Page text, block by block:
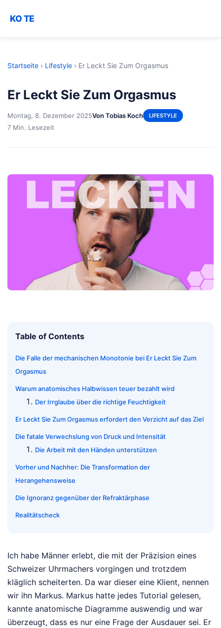
KO TE
Startseite › Lifestyle › Er Leckt Sie Zum Orgasmus
Er Leckt Sie Zum Orgasmus
Montag, 8. Dezember 2025Von Tobias Koch LIFESTYLE
7 Min. Lesezeit
Table of Contents
Die Falle der mechanischen Monotonie bei Er Leckt Sie Zum
Orgasmus
Warum anatomisches Halbwissen teuer bezahlt wird
Der Irrglaube über die richtige Feuchtigkeit
Er Leckt Sie Zum Orgasmus erfordert den Verzicht auf das Ziel
Die fatale Verwechslung von Druck und Intensität
Die Arbeit mit den Händen unterstützen
Vorher und Nachher: Die Transformation der
Herangehensweise
Die Ignoranz gegenüber der Refraktärphase
Realitätscheck
Ich habe Männer erlebt, die mit der Präzision eines
Schweizer Uhrmachers vorgingen und trotzdem
kläglich scheiterten. Da war dieser eine Klient, nennen
wir ihn Markus. Markus hatte jedes Tutorial gelesen,
kannte anatomische Diagramme auswendig und war
überzeugt, dass es nur eine Frage der Ausdauer sei. Er